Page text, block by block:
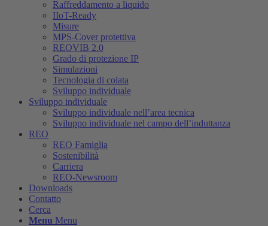
Raffreddamento a liquido
IIoT-Ready
Misure
MPS-Cover protettiva
REOVIB 2.0
Grado di protezione IP
Simulazioni
Tecnologia di colata
Sviluppo individuale
Sviluppo individuale
Sviluppo individuale nell’area tecnica
Sviluppo individuale nel campo dell’induttanza
REO
REO Famiglia
Sostenibilità
Carriera
REO-Newsroom
Downloads
Contatto
Cerca
Menu Menu